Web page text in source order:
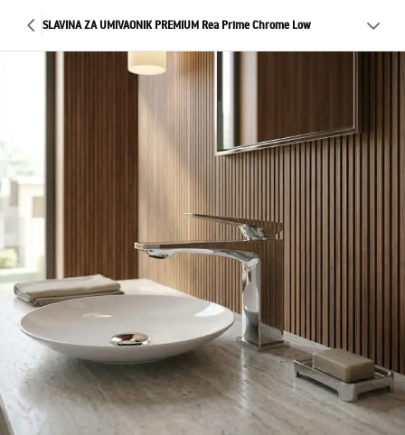
SLAVINA ZA UMIVAONIK PREMIUM Rea Prime Chrome Low